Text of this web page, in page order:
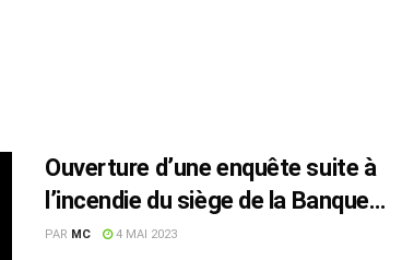
Ouverture d’une enquête suite à
l’incendie du siège de la Banque
Zitouna
PAR MC 4 MAI 2023